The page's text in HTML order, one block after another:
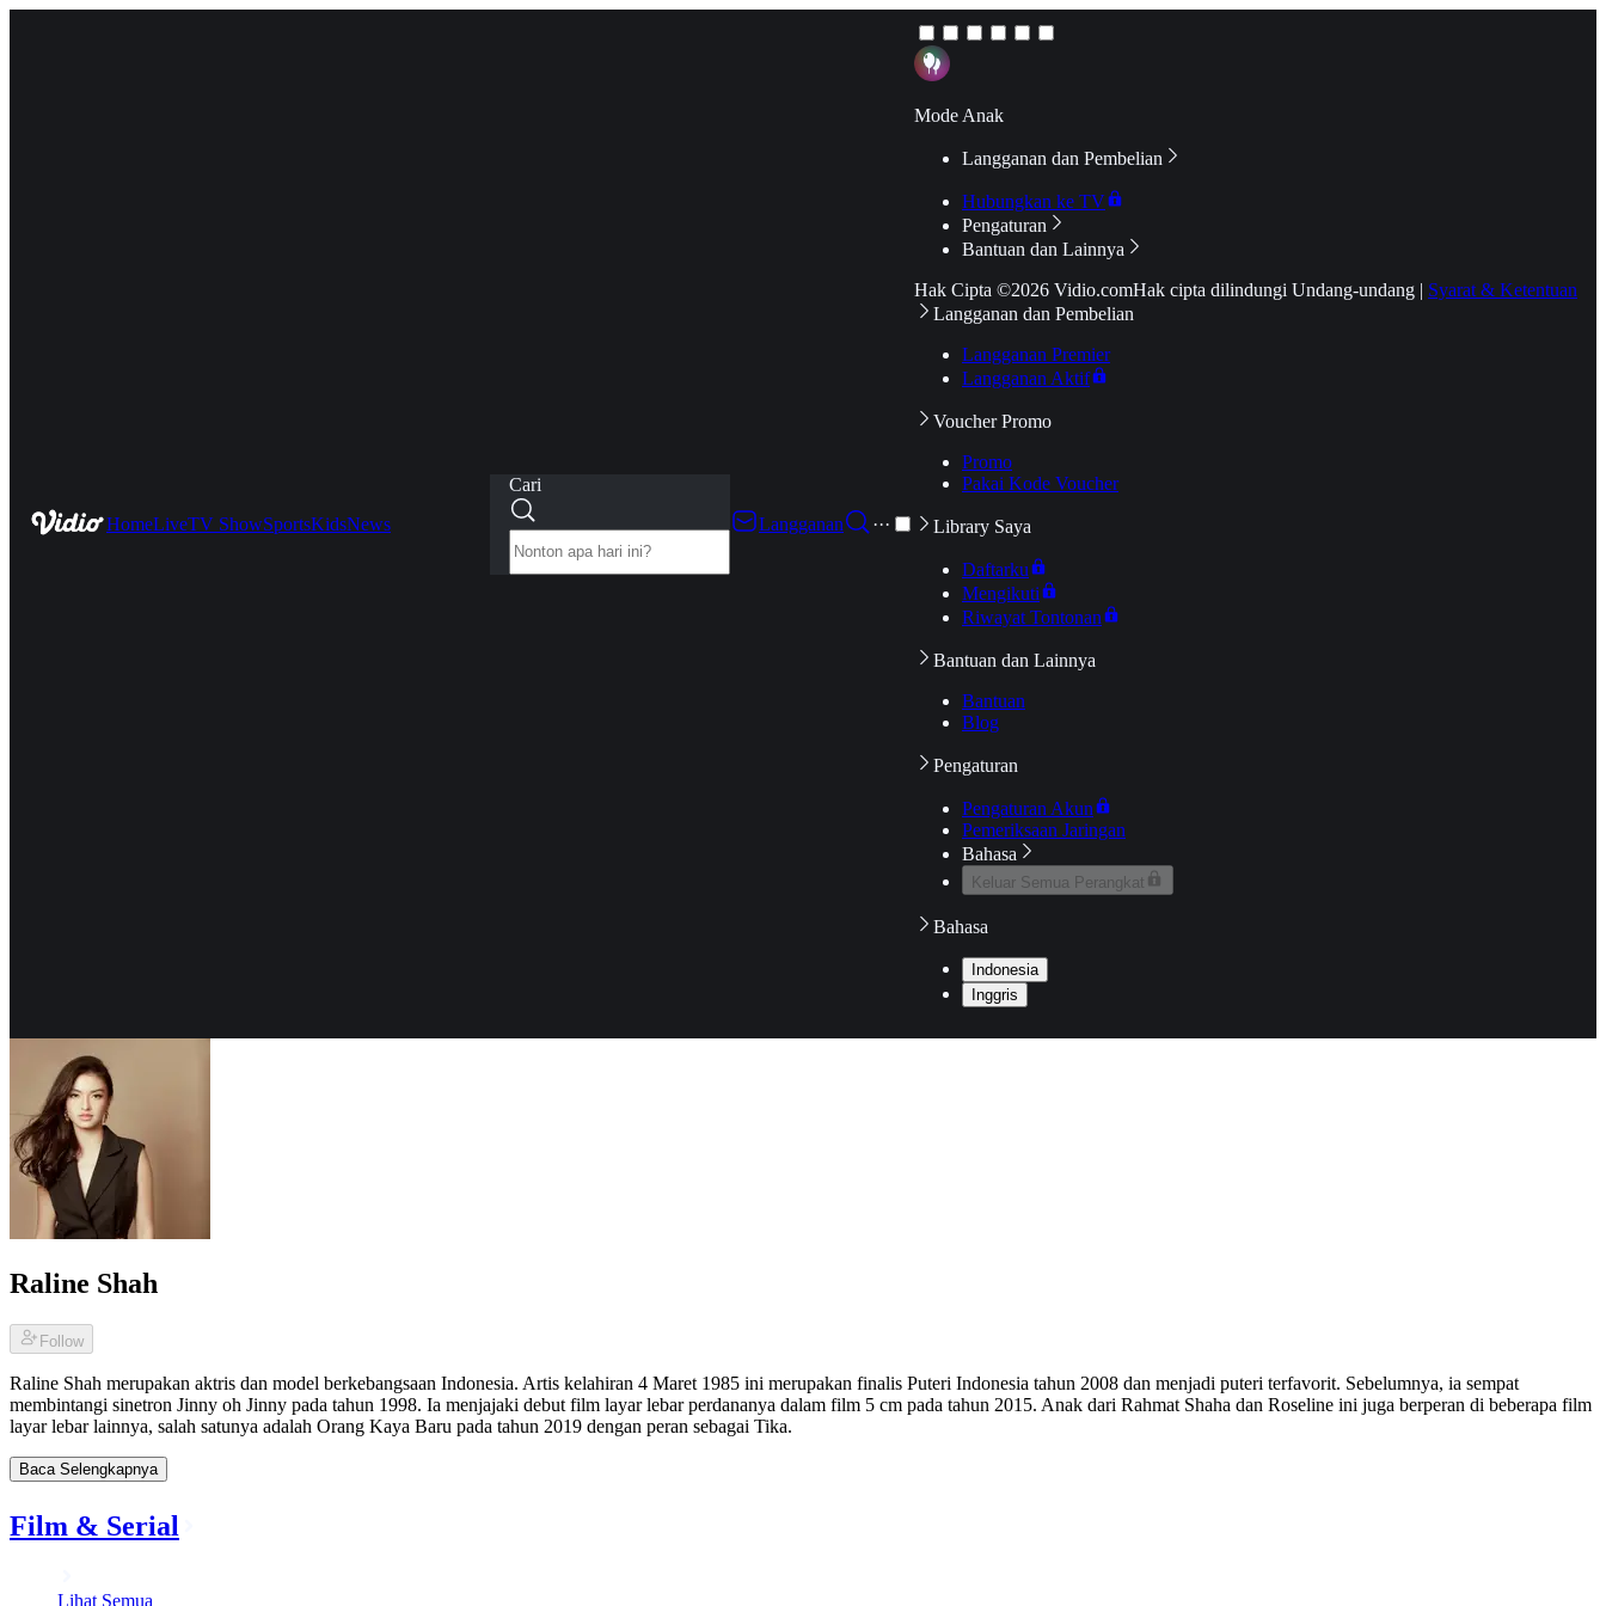
HomeLiveTV ShowSportsKidsNews
Cari
Langganan
···
Mode Anak
Langganan dan Pembelian
Hubungkan ke TV
Pengaturan
Bantuan dan Lainnya
Hak Cipta ©2026 Vidio.comHak cipta dilindungi Undang-undang | Syarat & Ketentuan
Langganan dan Pembelian
Langganan Premier
Langganan Aktif
Voucher Promo
Promo
Pakai Kode Voucher
Library Saya
Daftarku
Mengikuti
Riwayat Tontonan
Bantuan dan Lainnya
Bantuan
Blog
Pengaturan
Pengaturan Akun
Pemeriksaan Jaringan
Bahasa
Keluar Semua Perangkat
Bahasa
Indonesia
Inggris
Raline Shah
Follow
Raline Shah merupakan aktris dan model berkebangsaan Indonesia. Artis kelahiran 4 Maret 1985 ini merupakan finalis Puteri Indonesia tahun 2008 dan menjadi puteri terfavorit. Sebelumnya, ia sempat
membintangi sinetron Jinny oh Jinny pada tahun 1998. Ia menjajaki debut film layar lebar perdananya dalam film 5 cm pada tahun 2015. Anak dari Rahmat Shaha dan Roseline ini juga berperan di beberapa film
layar lebar lainnya, salah satunya adalah Orang Kaya Baru pada tahun 2019 dengan peran sebagai Tika.
Baca Selengkapnya
Film & Serial
Lihat Semua